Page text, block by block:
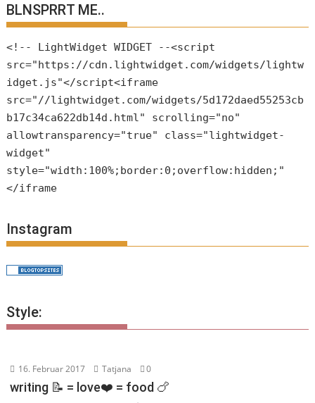
BLNSPRRT ME..
<!-- LightWidget WIDGET --<script
src="https://cdn.lightwidget.com/widgets/lightw
idget.js"</script<iframe
src="//lightwidget.com/widgets/5d172daed55253cb
b17c34ca622db14d.html" scrolling="no"
allowtransparency="true" class="lightwidget-
widget"
style="width:100%;border:0;overflow:hidden;"
</iframe
Instagram
Style:
16. Februar 2017 Tatjana 0
writing 📝 = love❤️ = food 🍗